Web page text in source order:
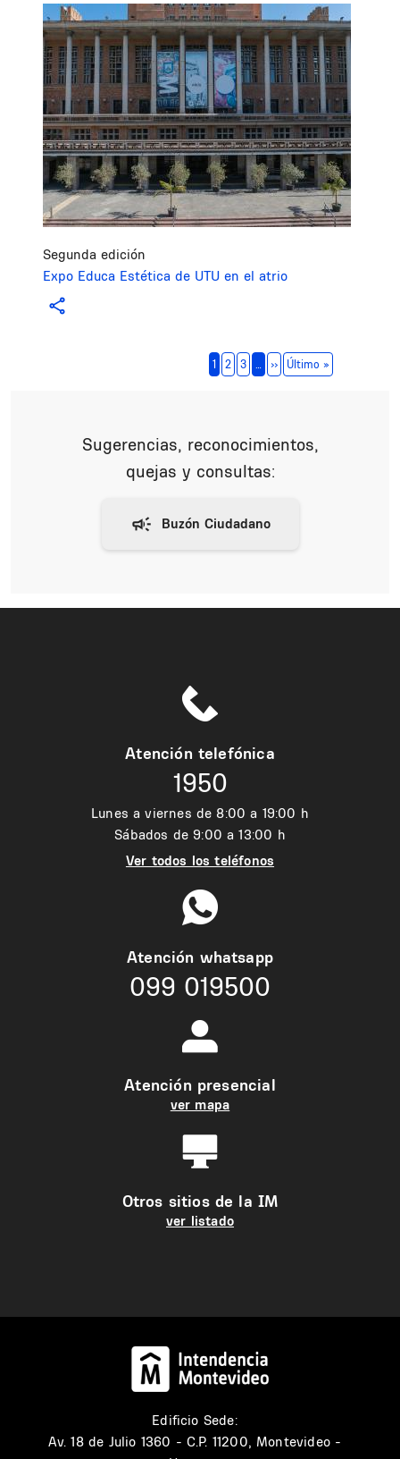
Image
Segunda edición
Expo Educa Estética de UTU en el atrio
1 2 3 … ››Siguiente página
Último »
Sugerencias, reconocimientos,
quejas y consultas:
Atención telefónica
1950
Lunes a viernes de 8:00 a 19:00 h
Sábados de 9:00 a 13:00 h
Ver todos los teléfonos
Atención whatsapp
099 019500
Atención presencial
ver mapa
Otros sitios de la IM
ver listado
Edificio Sede:
Av. 18 de Julio 1360 - C.P. 11200, Montevideo -